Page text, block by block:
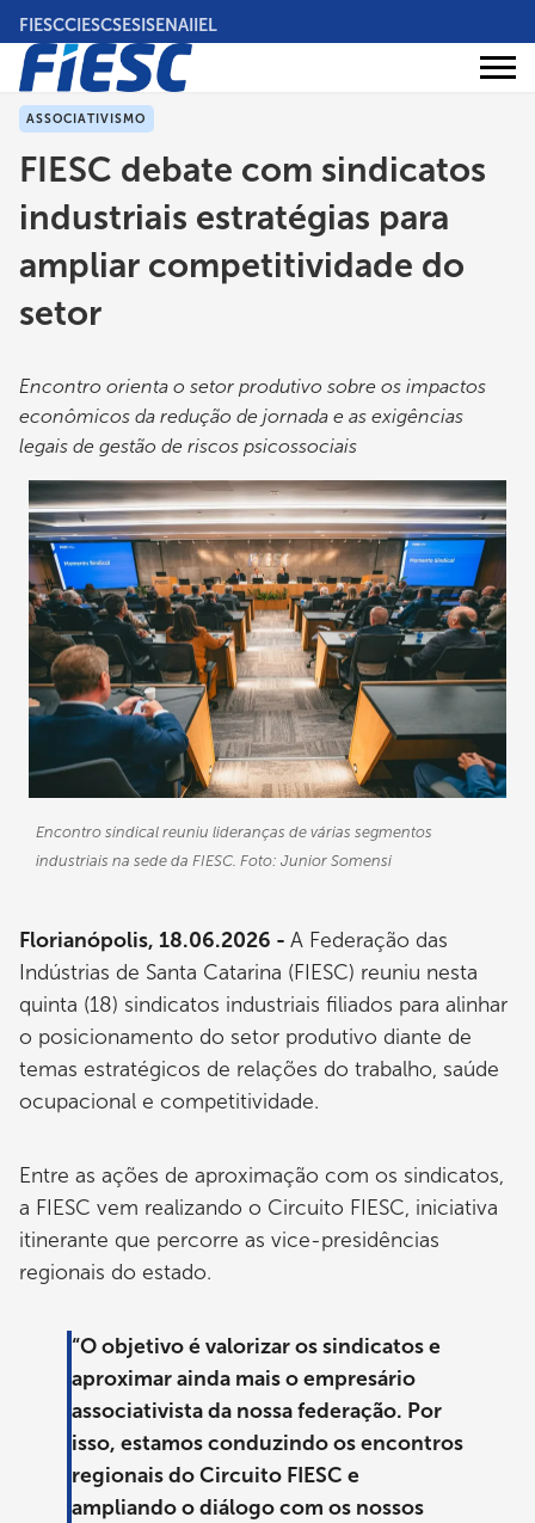
Pular
para
conteúdo
principal
FIESCCIESCSESISENAIIEL
Áreas
ASSOCIATIVISMO
FIESC debate com sindicatos
industriais estratégias para
ampliar competitividade do
setor
Encontro orienta o setor produtivo sobre os impactos
econômicos da redução de jornada e as exigências
legais de gestão de riscos psicossociais
Encontro sindical reuniu lideranças de várias segmentos
industriais na sede da FIESC. Foto: Junior Somensi
Florianópolis, 18.06.2026 - A Federação das
Indústrias de Santa Catarina (FIESC) reuniu nesta
quinta (18) sindicatos industriais filiados para alinhar
o posicionamento do setor produtivo diante de
temas estratégicos de relações do trabalho, saúde
ocupacional e competitividade.
Entre as ações de aproximação com os sindicatos,
a FIESC vem realizando o Circuito FIESC, iniciativa
itinerante que percorre as vice-presidências
regionais do estado.
“O objetivo é valorizar os sindicatos e
aproximar ainda mais o empresário
associativista da nossa federação. Por
isso, estamos conduzindo os encontros
regionais do Circuito FIESC e
ampliando o diálogo com os nossos